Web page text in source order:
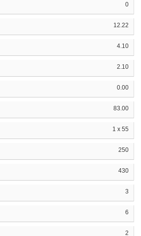
0
12.22
4.10
2.10
0.00
83.00
1 x 55
250
430
3
6
2